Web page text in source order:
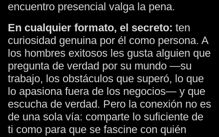
encuentro presencial valga la pena.
En cualquier formato, el secreto: ten
curiosidad genuina por él como persona. A
los hombres exitosos les gusta alguien que
pregunta de verdad por su mundo —su
trabajo, los obstáculos que superó, lo que
lo apasiona fuera de los negocios— y que
escucha de verdad. Pero la conexión no es
de una sola vía: comparte lo suficiente de
ti como para que se fascine con quién